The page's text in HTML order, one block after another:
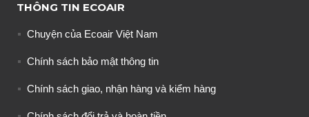
THÔNG TIN ECOAIR
Chuyện của Ecoair Việt Nam
Chính sách bảo mật thông tin
Chính sách giao, nhận hàng và kiểm hàng